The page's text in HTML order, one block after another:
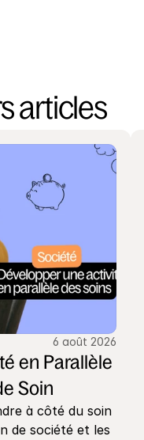
articles
6 août 2026
en Parallèle
Soin
à côté du soin
de société et les